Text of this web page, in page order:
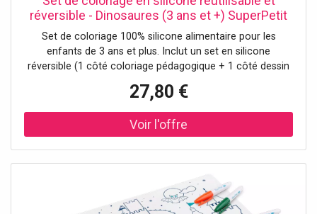
réversible - Dinosaures (3 ans et +) SuperPetit
Set de coloriage 100% silicone alimentaire pour les
enfants de 3 ans et plus. Inclut un set en silicone
réversible (1 côté coloriage pédagogique + 1 côté dessin
- Non poreux et antibactérien - Entretien : rincer avec un
chiffon et de l'eau propre - Normes : ASTM / EN71-
1/EN71-2/EN71-3 - Emballage FSC imprimé avec de
l'encre de soja – FSC C101497 - Membre du club 1% for
27,80 €